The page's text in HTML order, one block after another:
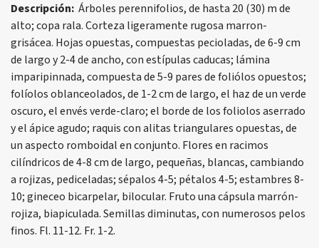
Descripción: Árboles perennifolios, de hasta 20 (30) m de
alto; copa rala. Corteza ligeramente rugosa marron-
grisácea. Hojas opuestas, compuestas pecioladas, de 6-9 cm
de largo y 2-4 de ancho, con estípulas caducas; lámina
imparipinnada, compuesta de 5-9 pares de foliólos opuestos;
folíolos oblanceolados, de 1-2 cm de largo, el haz de un verde
oscuro, el envés verde-claro; el borde de los foliolos aserrado
y el ápice agudo; raquis con alitas triangulares opuestas, de
un aspecto romboidal en conjunto. Flores en racimos
cilíndricos de 4-8 cm de largo, pequeñas, blancas, cambiando
a rojizas, pediceladas; sépalos 4-5; pétalos 4-5; estambres 8-
10; gineceo bicarpelar, bilocular. Fruto una cápsula marrón-
rojiza, biapiculada. Semillas diminutas, con numerosos pelos
finos. Fl. 11-12. Fr. 1-2.